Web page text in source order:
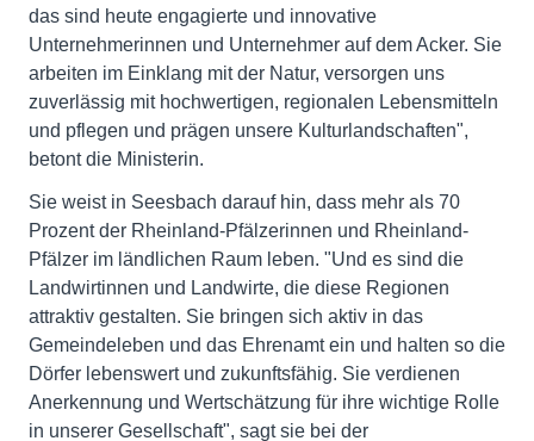
das sind heute engagierte und innovative
Unternehmerinnen und Unternehmer auf dem Acker. Sie
arbeiten im Einklang mit der Natur, versorgen uns
zuverlässig mit hochwertigen, regionalen Lebensmitteln
und pflegen und prägen unsere Kulturlandschaften",
betont die Ministerin.
Sie weist in Seesbach darauf hin, dass mehr als 70
Prozent der Rheinland-Pfälzerinnen und Rheinland-
Pfälzer im ländlichen Raum leben. "Und es sind die
Landwirtinnen und Landwirte, die diese Regionen
attraktiv gestalten. Sie bringen sich aktiv in das
Gemeindeleben und das Ehrenamt ein und halten so die
Dörfer lebenswert und zukunftsfähig. Sie verdienen
Anerkennung und Wertschätzung für ihre wichtige Rolle
in unserer Gesellschaft", sagt sie bei der